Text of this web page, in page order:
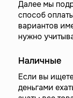
Далее мы
способ
вариантов
нужно
Наличные
Если вы
деньгами